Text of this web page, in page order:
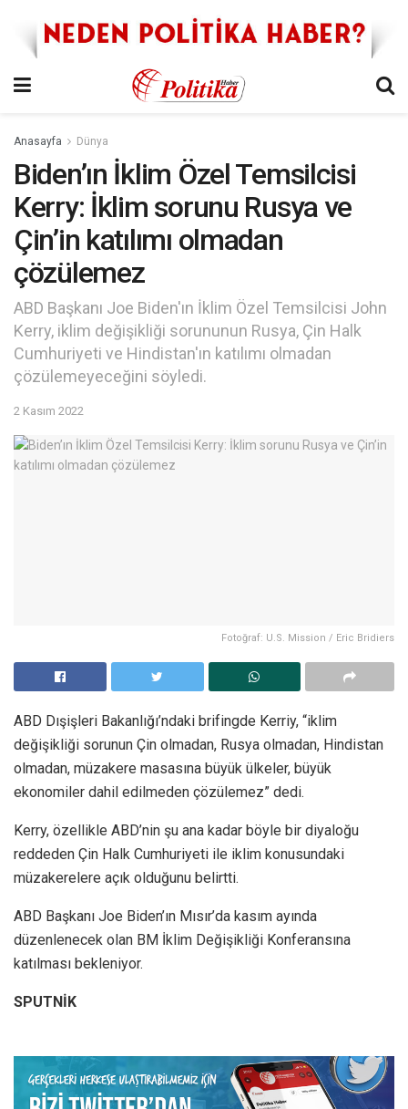
Anasayfa Dünya
Biden’ın İklim Özel Temsilcisi
Kerry: İklim sorunu Rusya ve
Çin’in katılımı olmadan
çözülemez
ABD Başkanı Joe Biden'ın İklim Özel Temsilcisi John
Kerry, iklim değişikliği sorununun Rusya, Çin Halk
Cumhuriyeti ve Hindistan'ın katılımı olmadan
çözülemeyeceğini söyledi.
2 Kasım 2022
Fotoğraf: U.S. Mission / Eric Bridiers
ABD Dışişleri Bakanlığı’ndaki brifingde Kerriy, “iklim
değişikliği sorunun Çin olmadan, Rusya olmadan, Hindistan
olmadan, müzakere masasına büyük ülkeler, büyük
ekonomiler dahil edilmeden çözülemez” dedi.
Kerry, özellikle ABD’nin şu ana kadar böyle bir diyaloğu
reddeden Çin Halk Cumhuriyeti ile iklim konusundaki
müzakerelere açık olduğunu belirtti.
ABD Başkanı Joe Biden’ın Mısır’da kasım ayında
düzenlenecek olan BM İklim Değişikliği Konferansına
katılması bekleniyor.
SPUTNİK